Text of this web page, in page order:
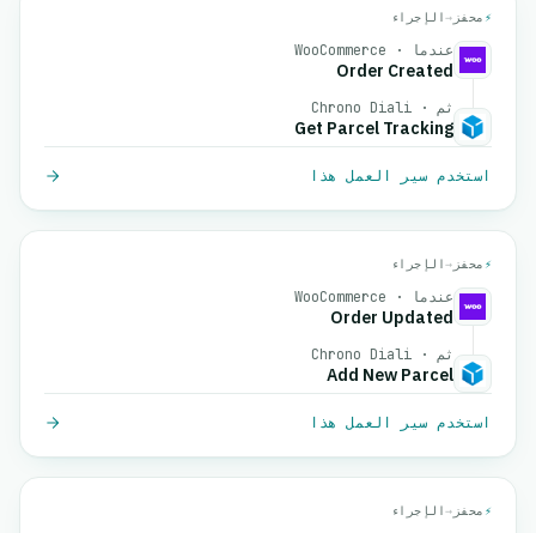
⚡ محفز →الإجراء
عندما · WooCommerce
Order Created
ثم · Chrono Diali
Get Parcel Tracking
استخدم سير العمل هذا
⚡ محفز →الإجراء
عندما · WooCommerce
Order Updated
ثم · Chrono Diali
Add New Parcel
استخدم سير العمل هذا
⚡ محفز →الإجراء